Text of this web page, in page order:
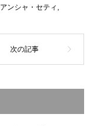
アンシャ・セティ ,